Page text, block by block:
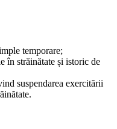
temporare;
în străinătate și istoric de
suspendarea exercitării